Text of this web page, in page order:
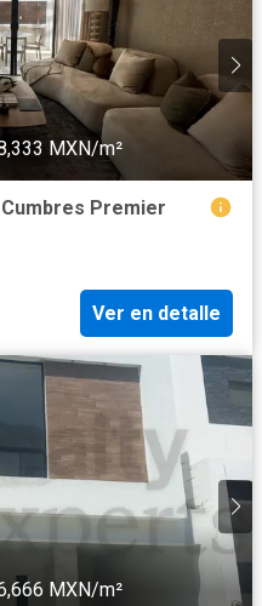
MXN/m²
Premier
Ver en detalle
MXN/m²